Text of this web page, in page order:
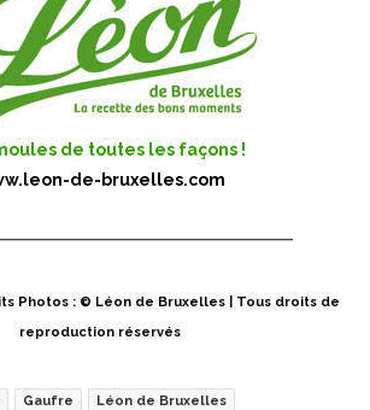
de toutes les façons !
de-bruxelles.com
Photos : © Léon de Bruxelles | Tous droits de
reproduction réservés
Gaufre Léon de Bruxelles